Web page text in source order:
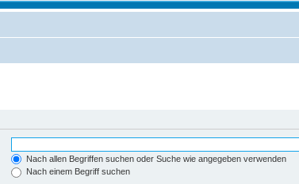
Nach allen Begriffen suchen oder Suche wie angegeben verwenden
Nach einem Begriff suchen